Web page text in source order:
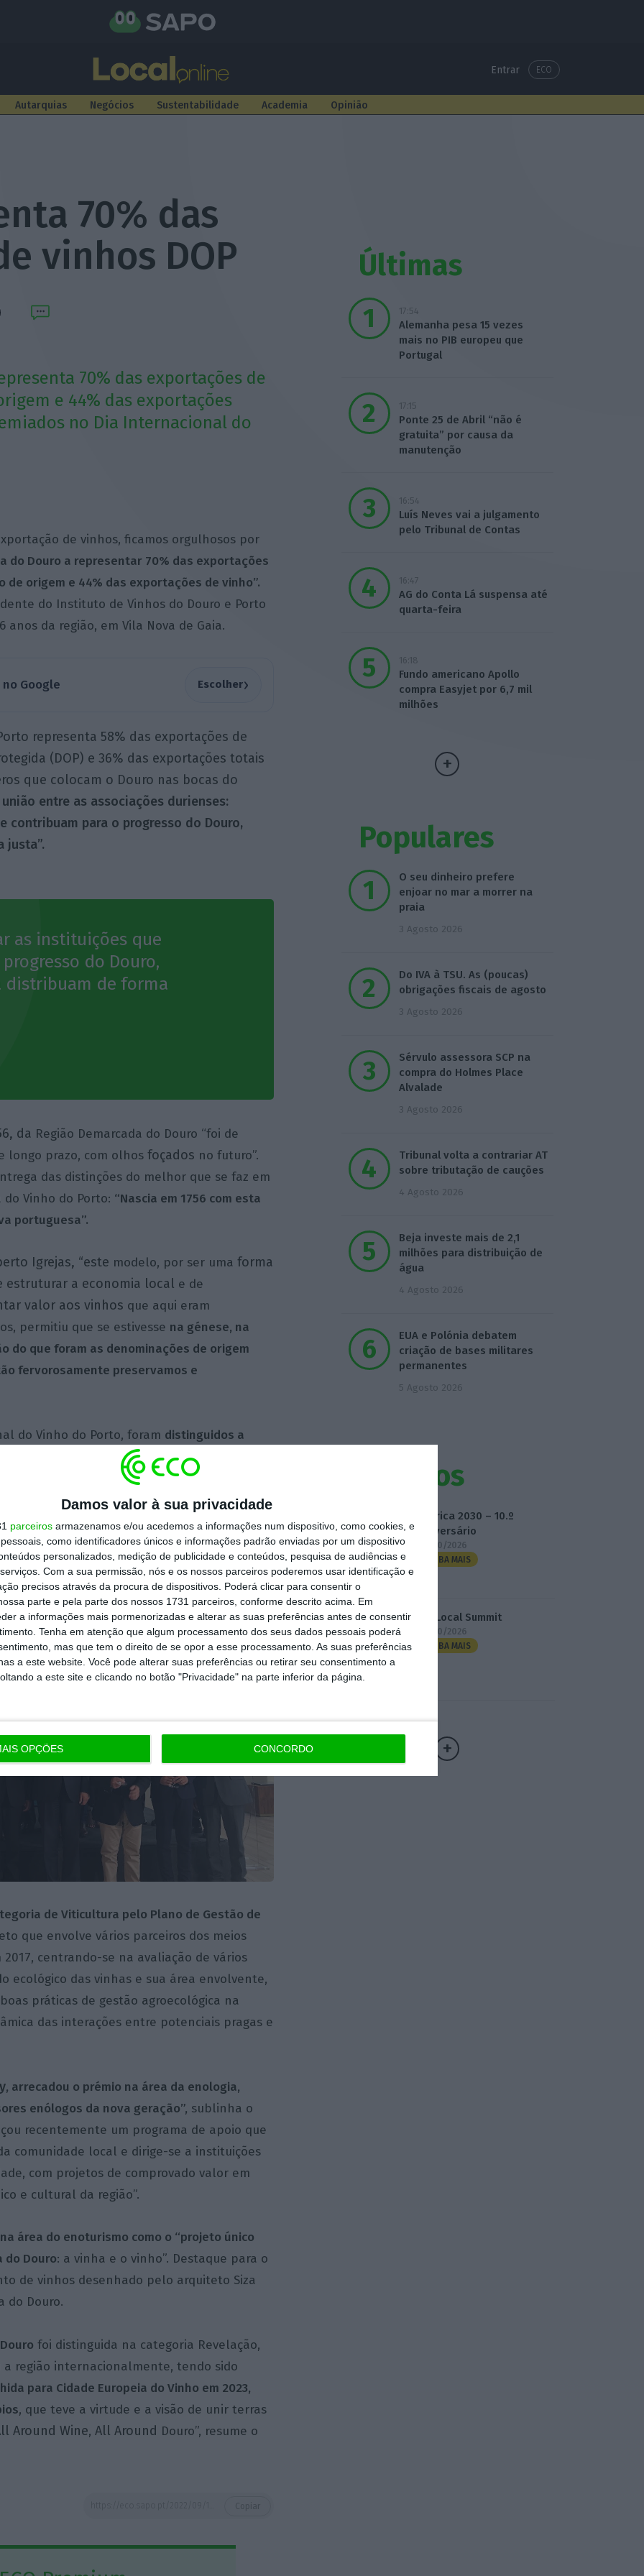
Damos valor à sua privacidade
parceiros armazenamos e/ou acedemos a informações num dispositivo, como cookies, e
como identificadores únicos e informações padrão enviadas por um dispositivo
personalizados, medição de publicidade e conteúdos, pesquisa de audiências e
Com a sua permissão, nós e os nossos parceiros poderemos usar identificação e
precisos através da procura de dispositivos. Poderá clicar para consentir o
parte e pela parte dos nossos 1731 parceiros, conforme descrito acima. Em
a informações mais pormenorizadas e alterar as suas preferências antes de consentir
Tenha em atenção que algum processamento dos seus dados pessoais poderá
mas que tem o direito de se opor a esse processamento. As suas preferências
a este website. Você pode alterar suas preferências ou retirar seu consentimento a
a este site e clicando no botão "Privacidade" na parte inferior da página.
OPÇÕES CONCORDO
Entrar ECO
Autarquias Negócios Sustentabilidade Academia Opinião
70% das
vinhos DOP
70% das exportações de
e 44% das exportações
no Dia Internacional do
de vinhos, ficamos orgulhosos por
do Douro a representar 70% das exportações
de origem e 44% das exportações de vinho”.
do Instituto de Vinhos do Douro e Porto
anos da região, em Vila Nova de Gaia.
Google Escolher›
representa 58% das exportações de
(DOP) e 36% das exportações totais
que colocam o Douro nas bocas do
entre as associações durienses:
contribuam para o progresso do Douro,
justa”.
as instituições que
do Douro,
distribuam de forma
da Região Demarcada do Douro “foi de
longo prazo, com olhos foçados no futuro”.
das distinções do melhor que se faz em
Vinho do Porto: “Nascia em 1756 com esta
portuguesa”.
Igrejas, “este modelo, por ser uma forma
estruturar a economia local e de
valor aos vinhos que aqui eram
permitiu que se estivesse na génese, na
do que foram as denominações de origem
fervorosamente preservamos e
do Vinho do Porto, foram distinguidos a
a Quinta do Portal e a Comissão
na região com o Projeto
“projetos que contribuem para o
com boas práticas ambientais e promovendo
valorizem a proteção da região e do seu
de Viticultura pelo Plano de Gestão de
que envolve vários parceiros dos meios
centrando-se na avaliação de vários
ecológico das vinhas e sua área envolvente,
práticas de gestão agroecológica na
das interações entre potenciais pragas e
, arrecadou o prémio na área da enologia,
enólogos da nova geração”, sublinha o
recentemente um programa de apoio que
comunidade local e dirige-se a instituições
com projetos de comprovado valor em
e cultural da região”.
na área do enoturismo como o “projeto único
do Douro: a vinha e o vinho”. Destaque para o
de vinhos desenhado pelo arquiteto Siza
do Douro.
foi distinguida na categoria Revelação,
a região internacionalmente, tendo sido
para Cidade Europeia do Vinho em 2023,
, que teve a virtude e a visão de unir terras
Around Wine, All Around Douro”, resume o
Últimas
17:54
Alemanha pesa 15 vezes
mais no PIB europeu que
Portugal
17:15
Ponte 25 de Abril “não é
gratuita” por causa da
manutenção
16:54
Luís Neves vai a julgamento
pelo Tribunal de Contas
16:47
AG do Conta Lá suspensa até
quarta-feira
16:18
Fundo americano Apollo
compra Easyjet por 6,7 mil
milhões
Populares
O seu dinheiro prefere
enjoar no mar a morrer na
praia
3 Agosto 2026
Do IVA à TSU. As (poucas)
obrigações fiscais de agosto
3 Agosto 2026
Sérvulo assessora SCP na
compra do Holmes Place
Alvalade
3 Agosto 2026
Tribunal volta a contrariar AT
sobre tributação de cauções
4 Agosto 2026
Beja investe mais de 2,1
milhões para distribuição de
água
4 Agosto 2026
EUA e Polónia debatem
criação de bases militares
permanentes
5 Agosto 2026
Eventos
Fábrica 2030 – 10.º
Aniversário
14/10/2026
SAIBA MAIS
3.º Local Summit
07/10/2026
SAIBA MAIS